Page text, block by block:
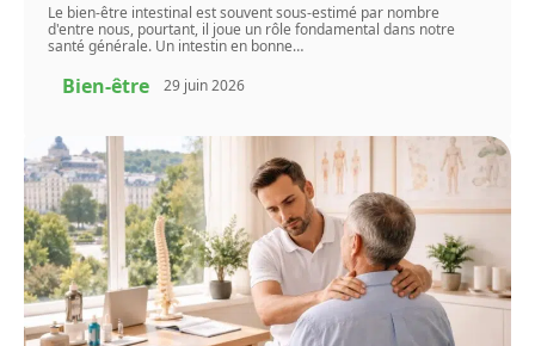
Le bien-être intestinal est souvent sous-estimé par nombre
d'entre nous, pourtant, il joue un rôle fondamental dans notre
santé générale. Un intestin en bonne…
Bien-être 29 juin 2026